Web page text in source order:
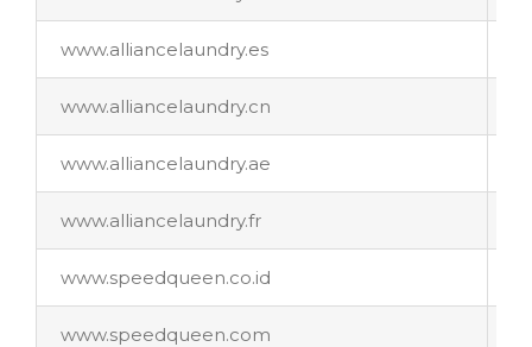
www.alliancelaundry.es
www.alliancelaundry.cn
www.alliancelaundry.ae
www.alliancelaundry.fr
www.speedqueen.co.id
www.speedqueen.com